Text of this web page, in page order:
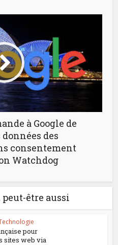
à Google de
des
consentement
Watchdog
être aussi
pour
sites web via